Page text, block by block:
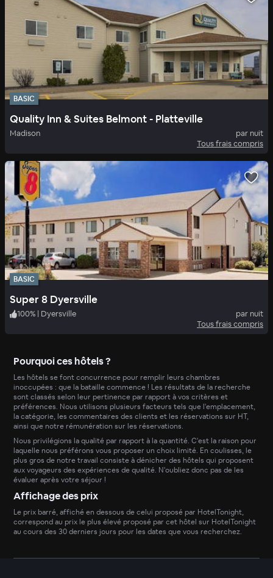
BASIC
Quality Inn & Suites Belmont - Platteville
Madison
par nuit
Tous frais compris
BASIC
Super 8 Dyersville
100% | Dyersville
par nuit
Tous frais compris
Pourquoi ces hôtels ?
Les hôtels se font concurrence pour remplir leurs chambres
inoccupées : que la bataille commence ! Les résultats de la recherche
sont classés selon leur pertinence par rapport à vos critères et
préférences. Nous utilisons plusieurs facteurs tels que l'emplacement,
la catégorie, les commentaires des clients et les réservations sur HT,
ainsi que notre rémunération sur les réservations.
Nous privilégions la qualité par rapport à la quantité. C'est la raison pour
laquelle nous préférons vous proposer un choix limité. En coulisses, le
plus gros de notre travail consiste à dénicher des hôtels qui proposent
aux voyageurs des expériences de qualité. N'oubliez donc pas de les
évaluer après votre séjour !
Affichage des prix
Le prix barré, affiché en dessous de celui proposé par HotelTonight,
correspond au prix le plus élevé proposé par cet hôtel sur HotelTonight
au cours des 30 derniers jours pour les dates que vous recherchez.